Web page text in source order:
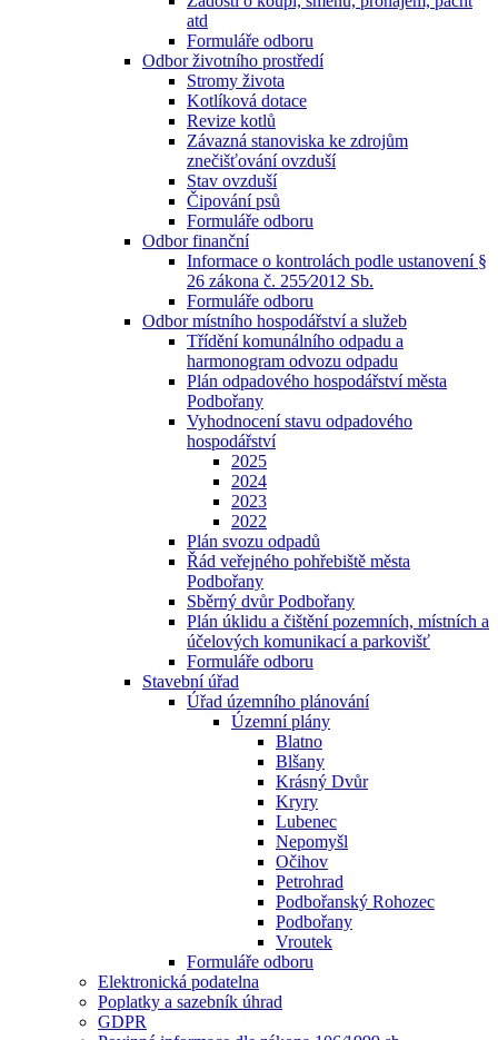
atd
Formuláře odboru
Odbor životního prostředí
Stromy života
Kotlíková dotace
Revize kotlů
Závazná stanoviska ke zdrojům
znečišťování ovzduší
Stav ovzduší
Čipování psů
Formuláře odboru
Odbor finanční
Informace o kontrolách podle ustanovení §
26 zákona č. 255⁄2012 Sb.
Formuláře odboru
Odbor místního hospodářství a služeb
Třídění komunálního odpadu a
harmonogram odvozu odpadu
Plán odpadového hospodářství města
Podbořany
Vyhodnocení stavu odpadového
hospodářství
2025
2024
2023
2022
Plán svozu odpadů
Řád veřejného pohřebiště města
Podbořany
Sběrný dvůr Podbořany
Plán úklidu a čištění pozemních, místních a
účelových komunikací a parkovišť
Formuláře odboru
Stavební úřad
Úřad územního plánování
Územní plány
Blatno
Blšany
Krásný Dvůr
Kryry
Lubenec
Nepomyšl
Očihov
Petrohrad
Podbořanský Rohozec
Podbořany
Vroutek
Formuláře odboru
Elektronická podatelna
Poplatky a sazebník úhrad
GDPR